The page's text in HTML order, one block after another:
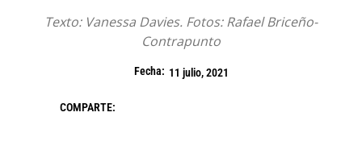
Texto: Vanessa Davies. Fotos: Rafael Briceño-
Contrapunto
Fecha: 11 julio, 2021
COMPARTE: